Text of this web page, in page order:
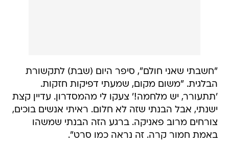
"חשבתי שאני חולם", סיפר היום (שבת) לתקשורת
הבלגית. "משום מקום, שמעתי דפיקות חזקות.
'תתעורר, יש מלחמה!' צעקו לי מהמסדרון. עדיין קצת
ישנתי, אבל הבנתי שזה לא חלום. ראיתי אנשים בוכים,
צורחים מרוב פאניקה. ברגע הזה הבנתי שמשהו
באמת חמור קרה. זה נראה כמו סרט".